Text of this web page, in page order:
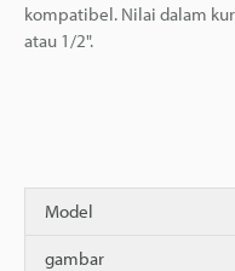
kompatibel. Nilai dalam
atau 1/2".
Model
gambar